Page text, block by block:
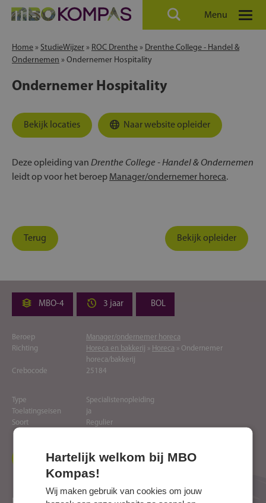
Menu
Home » StudieWijzer » ROC Drenthe » Drenthe College - Handel &
Ondernemen » Ondernemer Hospitality
Ondernemer Hospitality
Bekijk locaties Naar website opleider
Deze opleiding van Drenthe College - Handel & Ondernemen
leidt op voor het beroep Manager/ondernemer horeca.
Terug Bekijk opleider
MBO-4 3 jaar BOL
Beroep
Manager/ondernemer horeca
Richting
Horeca en bakkerij » Horeca » Ondernemer
horeca/bakkerij
Crebocode
25184
Type
Specialistenopleiding
Toelatingseisen
ja
Soort
Regulier
Naar website opleider
Hartelijk welkom bij MBO
Kompas!
Wij maken gebruik van cookies om jouw